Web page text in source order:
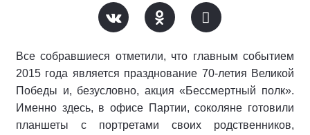
Все собравшиеся отметили, что главным событием
2015 года является празднование 70-летия Великой
Победы и, безусловно, акция «Бессмертный полк».
Именно здесь, в офисе Партии, соколяне готовили
планшеты с портретами своих родственников,